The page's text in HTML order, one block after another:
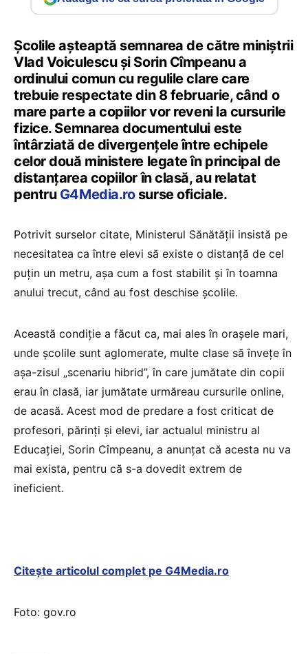
Școlile așteaptă semnarea de către miniștrii
Vlad Voiculescu și Sorin Cîmpeanu a
ordinului comun cu regulile clare care
trebuie respectate din 8 februarie, când o
mare parte a copiilor vor reveni la cursurile
fizice. Semnarea documentului este
întârziată de divergențele între echipele
celor două ministere legate în principal de
distanțarea copiilor în clasă, au relatat
pentru G4Media.rosurse oficiale.
Potrivit surselor citate, Ministerul Sănătății insistă pe
necesitatea ca între elevi să existe o distanță de cel
puțin un metru, așa cum a fost stabilit și în toamna
anului trecut, când au fost deschise școlile.
Această condiție a făcut ca, mai ales în orașele mari,
unde școlile sunt aglomerate, multe clase să învețe în
așa-zisul „scenariu hibrid”, în care jumătate din copii
erau în clasă, iar jumătate urmăreau cursurile online,
de acasă. Acest mod de predare a fost criticat de
profesori, părinți și elevi, iar actualul ministru al
Educației, Sorin Cîmpeanu, a anunțat că acesta nu va
mai exista, pentru că s-a dovedit extrem de
ineficient.
Citește articolul complet pe G4Media.ro
Foto: gov.ro